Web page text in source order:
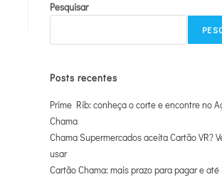
Pesquisar
Posts recentes
Prime Rib: conheça o corte e encontre no
Chama
Chama Supermercados aceita Cartão VR?
usar
Cartão Chama: mais prazo para pagar e até